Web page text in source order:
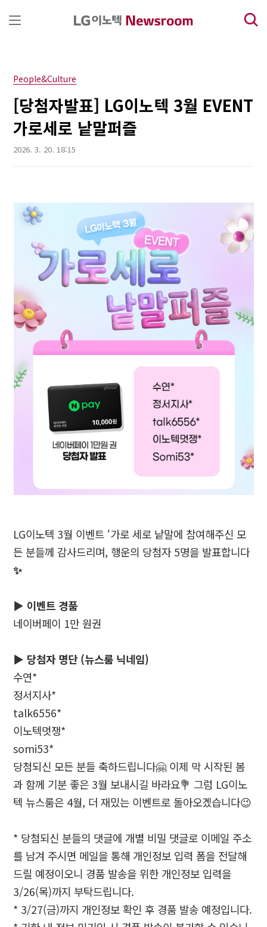
People&Culture
[당첨자발표] LG이노텍 3월 EVENT
가로세로 낱말퍼즐
2026. 3. 20. 18:15
LG이노텍 3월 이벤트 ‘가로 세로 낱말에 참여해주신 모
든 분들께 감사드리며, 행운의 당첨자5명을 발표합니다
✨
▶ 이벤트 경품
네이버페이 1만 원권
▶ 당첨자 명단(뉴스룸 닉네임)
수연*
정서지사*
talk6556*
이노텍멋쟁*
somi53*
당첨되신 모든 분들 축하드립니다🤗 이제 막 시작된 봄
과 함께 기분 좋은 3월 보내시길 바라요💐 그럼 LG이노
텍 뉴스룸은 4월, 더 재밌는 이벤트로 돌아오겠습니다😉
* 당첨되신 분들의 댓글에 개별 비밀 댓글로 이메일 주소
를 남겨 주시면 메일을 통해 개인정보 입력 폼을 전달해
드릴 예정이오니 경품 발송을 위한 개인정보 입력을
3/26(목)까지 부탁드립니다.
* 3/27(금)까지 개인정보 확인 후 경품 발송 예정입니다.